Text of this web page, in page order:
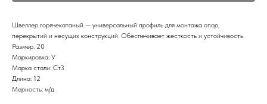
Швеллер горячекатаный — универсальный профиль для монтажа опор,
перекрытий и несущих конструкций. Обеспечивает жесткость и устойчивость.
Размер: 20
Маркировка: У
Марка стали: Ст3
Длина: 12
Мерность: м/д